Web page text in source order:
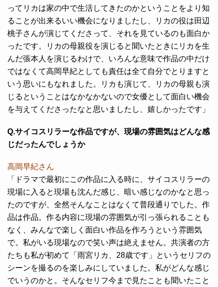
ってリカは家の中で生活してきたのかということをより知
ることが出来るいい機会になりましたし、リカの役は田辺
桃子さんが演じてくださって、それを見ているのも面白か
ったです。リカの母親役を演じると聞いたときにリカを生
んだ張本人を演じるわけで、いろんな意味で作品の中だけ
ではなくて高岡早紀としても責任は全て自分でとりますと
いう思いにもなれました。リカも演じて、リカの母親も演
じるということはなかなかないので女優として面白い機会
を与えてくださったなと思いましたし、嬉しかったです」
Q.サイコスリラーな作品ですが、現場の雰囲気はどんな感
じだったんでしょうか
高岡早紀さん
「ドラマで最初にこの作品に入る時に、サイコスリラーの
現場に入ると現場も沈んだ感じ、暗い感じなのかなと思っ
たのですが、全然そんなことはなくて普段通りでした。作
品は作品。作る内容に現場の雰囲気が引っ張られることも
なく、みんなで楽しく面白い作品を作ろうという雰囲気
で。私がいる現場なので笑い声は絶えません。共演者の方
たちも私が初めて「雨宮リカ、28歳です」というセリフの
シーンを撮るのを楽しみにしていました。私がどんな感じ
でいうのかと。そんなセリフ今まで見たことも聞いたこと